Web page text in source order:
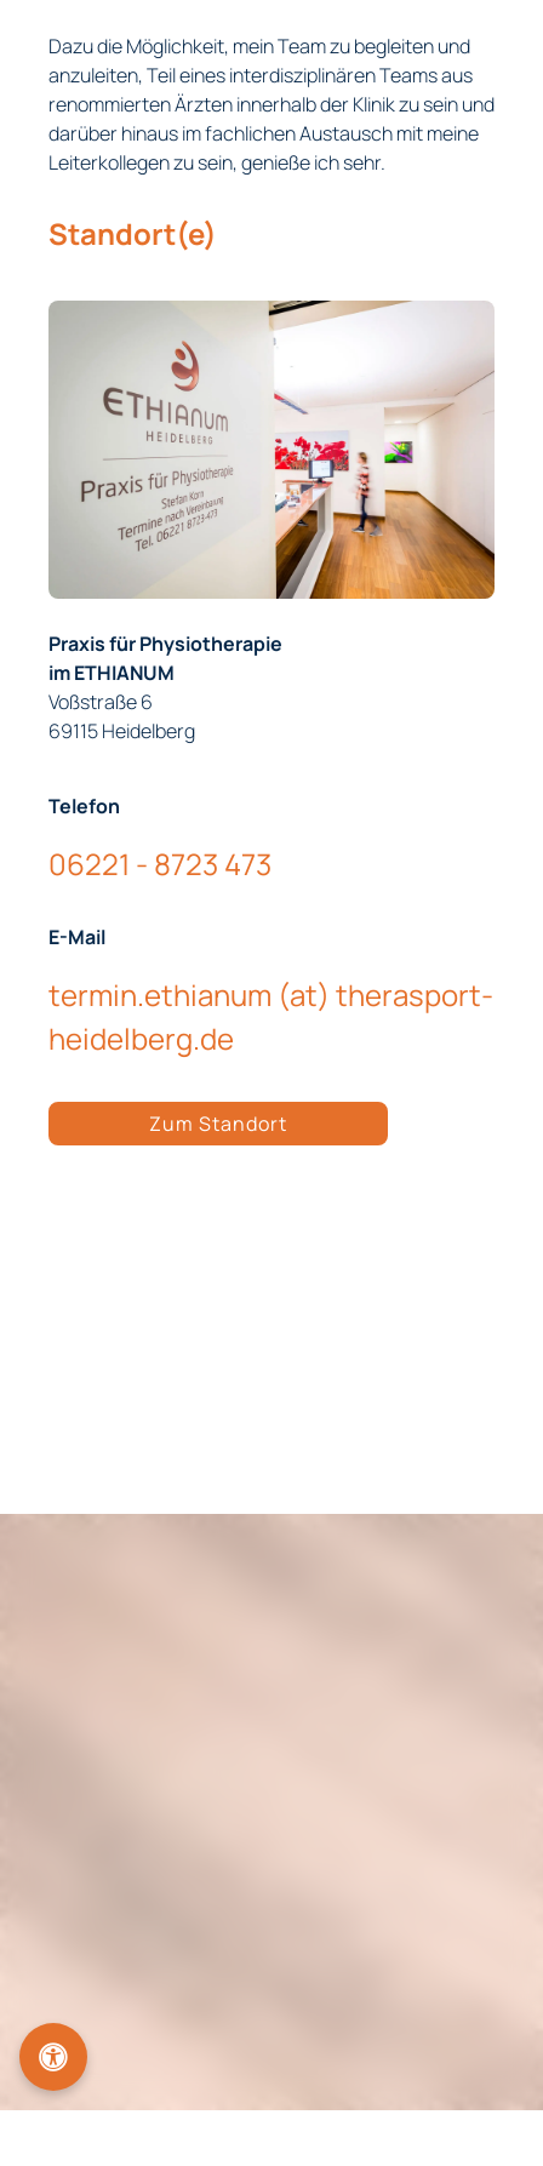
Dazu die Möglichkeit, mein Team zu begleiten und
anzuleiten, Teil eines interdisziplinären Teams aus
renommierten Ärzten innerhalb der Klinik zu sein und
darüber hinaus im fachlichen Austausch mit meine
Leiterkollegen zu sein, genieße ich sehr.
Standort(e)
Praxis für Physiotherapie
im ETHIANUM
Voßstraße 6
69115 Heidelberg
Telefon
06221 - 8723 473
E-Mail
termin.ethianum (at) therasport-
heidelberg.de
Zum Standort